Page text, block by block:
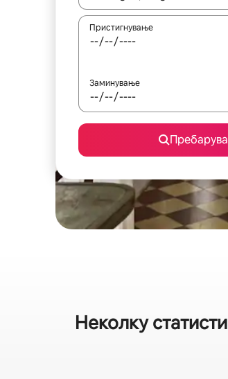
Пристигнување
Заминување
Неколку